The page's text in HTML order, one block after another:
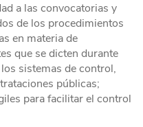
a las convocatorias y
de los procedimientos
en materia de
que se dicten durante
sistemas de control,
públicas;
para facilitar el control